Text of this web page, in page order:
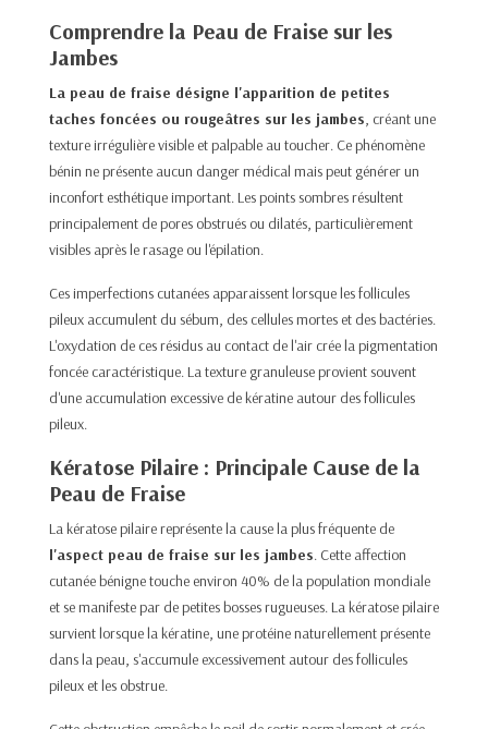
Comprendre la Peau de Fraise sur les
Jambes
La peau de fraise désigne l'apparition de petites
taches foncées ou rougeâtres sur les jambes, créant une
texture irrégulière visible et palpable au toucher. Ce phénomène
bénin ne présente aucun danger médical mais peut générer un
inconfort esthétique important. Les points sombres résultent
principalement de pores obstrués ou dilatés, particulièrement
visibles après le rasage ou l'épilation.​
Ces imperfections cutanées apparaissent lorsque les follicules
pileux accumulent du sébum, des cellules mortes et des bactéries.
L'oxydation de ces résidus au contact de l'air crée la pigmentation
foncée caractéristique. La texture granuleuse provient souvent
d'une accumulation excessive de kératine autour des follicules
pileux.​
Kératose Pilaire : Principale Cause de la
Peau de Fraise
La kératose pilaire représente la cause la plus fréquente de
l'aspect peau de fraise sur les jambes. Cette affection
cutanée bénigne touche environ 40% de la population mondiale
et se manifeste par de petites bosses rugueuses. La kératose pilaire
survient lorsque la kératine, une protéine naturellement présente
dans la peau, s'accumule excessivement autour des follicules
pileux et les obstrue.​